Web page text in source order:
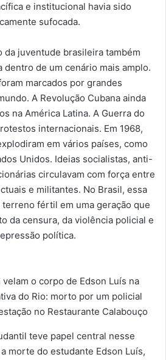
e institucional havia sido
sufocada.
da juventude brasileira também
dentro de um cenário mais amplo.
marcados por grandes
A Revolução Cubana ainda
na América Latina. A Guerra do
internacionais. Em 1968,
em vários países, como
Unidos. Ideias socialistas, anti-
circulavam com força entre
e militantes. No Brasil, essa
fértil em uma geração que
da censura, da violência policial e
política.
o corpo de Edson Luís na
do Rio: morto por um policial
no Restaurante Calabouço
teve papel central nesse
morte do estudante Edson Luís,